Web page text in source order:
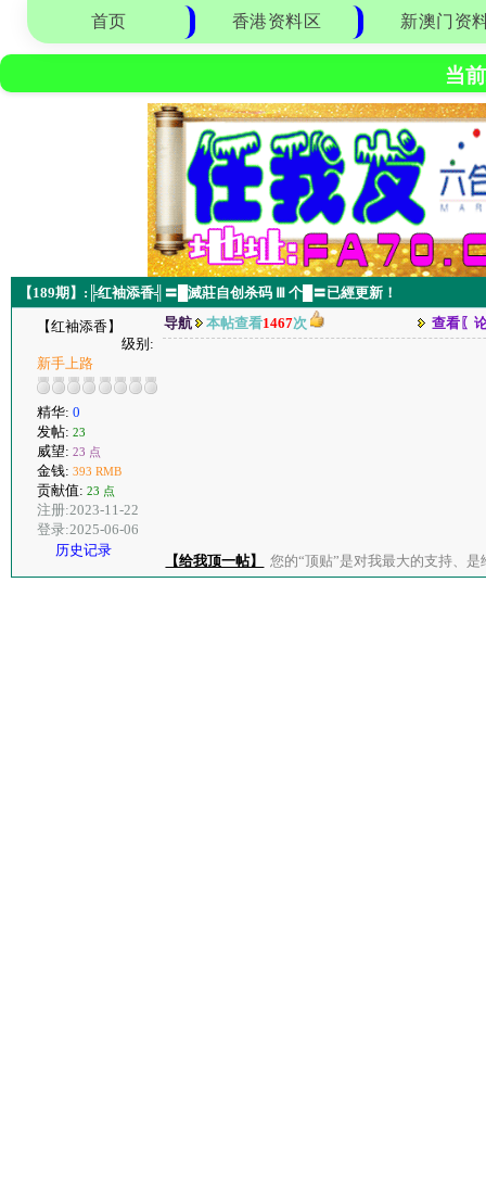
首页 香港资料区 新澳门资
当
【189期】:╠红袖添香╣〓█滅莊自创杀码 Ⅲ 个█〓已經更新！
【红袖添香】
级别:
新手上路
精华: 0
发帖: 23
威望: 23 点
金钱: 393 RMB
贡献值: 23 点
注册:2023-11-22
登录:2025-06-06
历史记录
导航 本帖查看1467次 查看〖
【给我顶一帖】 您的“顶贴”是对我最大的支持、